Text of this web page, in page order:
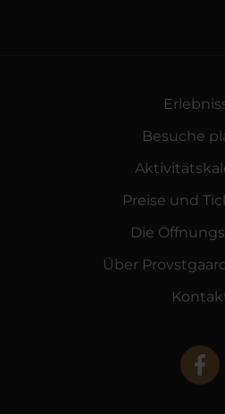
Besuche
Preise und
Die
Über